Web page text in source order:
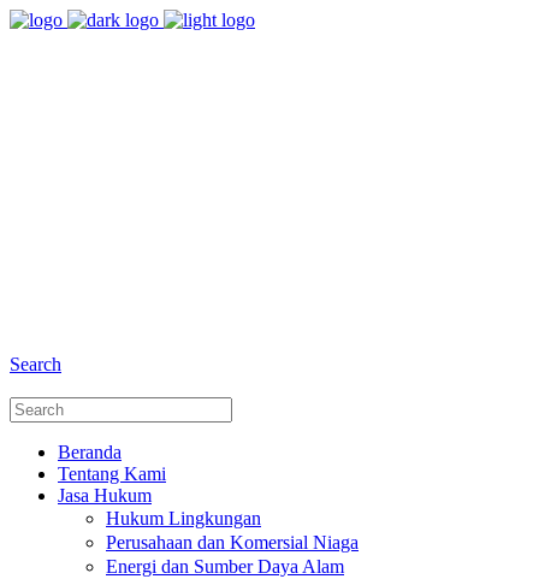
Search
Beranda
Tentang Kami
Jasa Hukum
Hukum Lingkungan
Perusahaan dan Komersial Niaga
Energi dan Sumber Daya Alam